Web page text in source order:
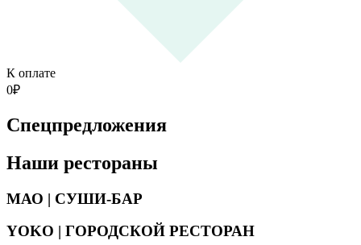
К оплате
0₽
Спецпредложения
Наши рестораны
МАО | СУШИ-БАР
YOKO | ГОРОДСКОЙ РЕСТОРАН